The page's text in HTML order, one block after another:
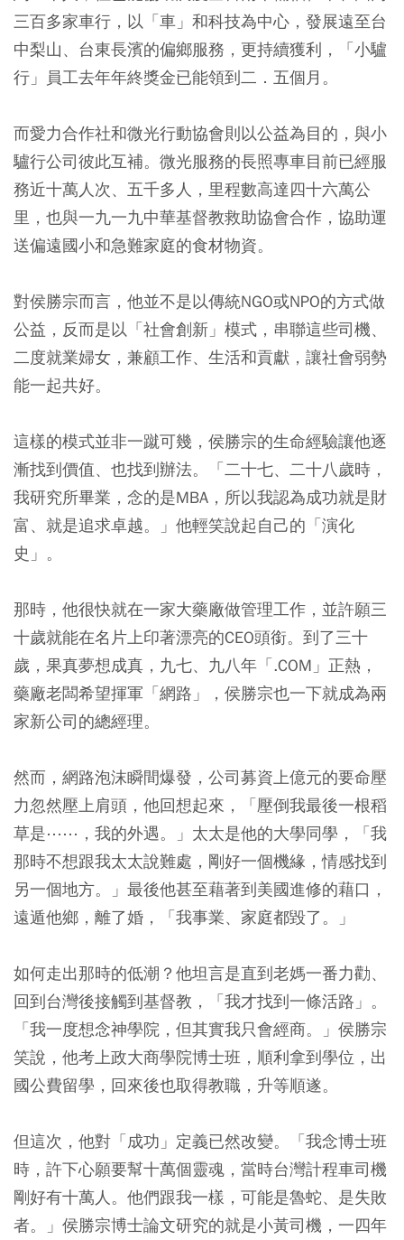
三百多家車行，以「車」和科技為中心，發展遠至台
中梨山、台東長濱的偏鄉服務，更持續獲利，「小驢
行」員工去年年終獎金已能領到二．五個月。
而愛力合作社和微光行動協會則以公益為目的，與小
驢行公司彼此互補。微光服務的長照專車目前已經服
務近十萬人次、五千多人，里程數高達四十六萬公
里，也與一九一九中華基督教救助協會合作，協助運
送偏遠國小和急難家庭的食材物資。
對侯勝宗而言，他並不是以傳統NGO或NPO的方式做
公益，反而是以「社會創新」模式，串聯這些司機、
二度就業婦女，兼顧工作、生活和貢獻，讓社會弱勢
能一起共好。
這樣的模式並非一蹴可幾，侯勝宗的生命經驗讓他逐
漸找到價值、也找到辦法。「二十七、二十八歲時，
我研究所畢業，念的是MBA，所以我認為成功就是財
富、就是追求卓越。」他輕笑說起自己的「演化
史」。
那時，他很快就在一家大藥廠做管理工作，並許願三
十歲就能在名片上印著漂亮的CEO頭銜。到了三十
歲，果真夢想成真，九七、九八年「.COM」正熱，
藥廠老闆希望揮軍「網路」，侯勝宗也一下就成為兩
家新公司的總經理。
然而，網路泡沫瞬間爆發，公司募資上億元的要命壓
力忽然壓上肩頭，他回想起來，「壓倒我最後一根稻
草是⋯⋯，我的外遇。」太太是他的大學同學，「我
那時不想跟我太太說難處，剛好一個機緣，情感找到
另一個地方。」最後他甚至藉著到美國進修的藉口，
遠遁他鄉，離了婚，「我事業、家庭都毀了。」
如何走出那時的低潮？他坦言是直到老媽一番力勸、
回到台灣後接觸到基督教，「我才找到一條活路」。
「我一度想念神學院，但其實我只會經商。」侯勝宗
笑說，他考上政大商學院博士班，順利拿到學位，出
國公費留學，回來後也取得教職，升等順遂。
但這次，他對「成功」定義已然改變。「我念博士班
時，許下心願要幫十萬個靈魂，當時台灣計程車司機
剛好有十萬人。他們跟我一樣，可能是魯蛇、是失敗
者。」侯勝宗博士論文研究的就是小黃司機，一四年